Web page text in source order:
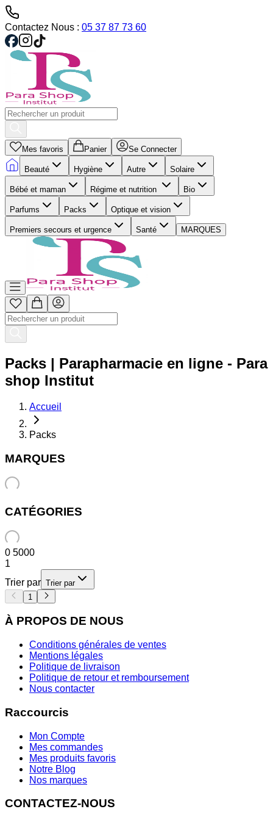
Contactez Nous : 05 37 87 73 60
Mes favoris Panier Se Connecter
Beauté Hygiène Autre Solaire
Bébé et maman Régime et nutrition Bio
Parfums Packs Optique et vision
Premiers secours et urgence Santé MARQUES
Packs | Parapharmacie en ligne - Para
shop Institut
Accueil
Packs
MARQUES
CATÉGORIES
0 5000
1
Trier par Trier par
1
À PROPOS DE NOUS
Conditions générales de ventes
Mentions légales
Politique de livraison
Politique de retour et remboursement
Nous contacter
Raccourcis
Mon Compte
Mes commandes
Mes produits favoris
Notre Blog
Nos marques
CONTACTEZ-NOUS